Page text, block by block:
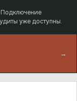
Подключение
уже доступны.
→